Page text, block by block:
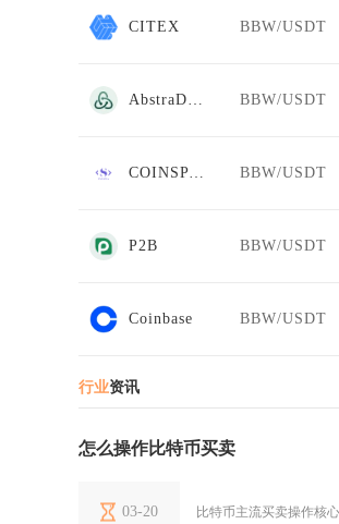
CITEX BBW/USDT
BBW/USDT
BBW/USDT
P2B BBW/USDT
Coinbase BBW/USDT
行业资讯
怎么操作比特币买卖
03-20 比特币主流买卖操作核